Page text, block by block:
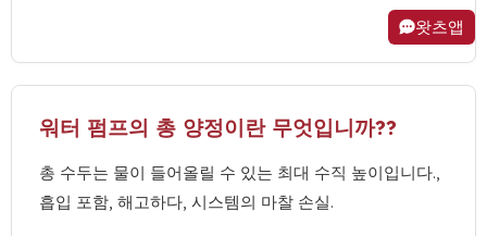
워터 펌프의 총 양정이란 무엇입니까??
총 수두는 물이 들어올릴 수 있는 최대 수직 높이입니다.,
흡입 포함, 해고하다, 시스템의 마찰 손실.
왓츠앱